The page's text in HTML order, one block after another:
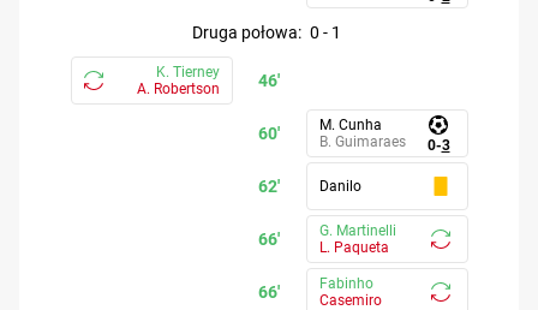
druga połowa: 0 - 1
46'
K. Tierney
A. Robertson
60'
0-3
M. Cunha
B. Guimaraes
62' Danilo
66'
G. Martinelli
L. Paqueta
66'
Fabinho
Casemiro